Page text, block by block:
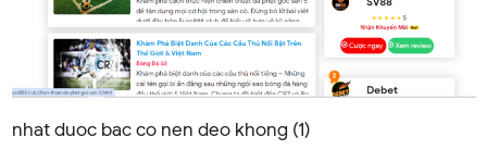
nhat duoc bac co nen deo khong (1)